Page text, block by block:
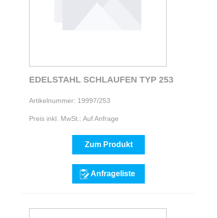
EDELSTAHL SCHLAUFEN TYP 253
Artikelnummer: 19997/253
Preis inkl. MwSt.: Auf Anfrage
Zum Produkt
Anfrageliste